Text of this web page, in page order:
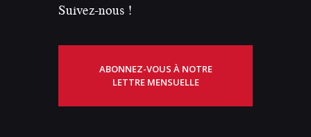
Suivez-nous !
ABONNEZ-VOUS À NOTRE
LETTRE MENSUELLE